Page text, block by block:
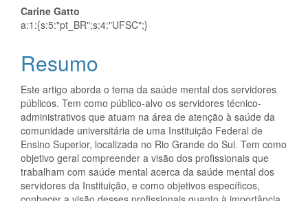
Conteúdo
do
artigo
principal
Carine Gatto
a:1:{s:5:"pt_BR";s:4:"UFSC";}
Resumo
Este artigo aborda o tema da saúde mental dos servidores
públicos. Tem como público-alvo os servidores técnico-
administrativos que atuam na área de atenção à saúde da
comunidade universitária de uma Instituição Federal de
Ensino Superior, localizada no Rio Grande do Sul. Tem como
objetivo geral compreender a visão dos profissionais que
trabalham com saúde mental acerca da saúde mental dos
servidores da Instituição, e como objetivos específicos,